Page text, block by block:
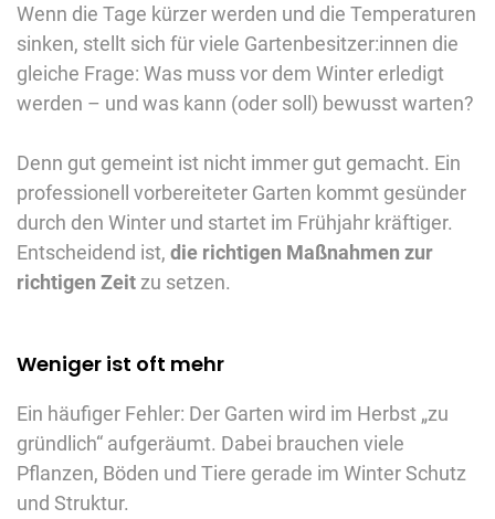
Wenn die Tage kürzer werden und die Temperaturen
sinken, stellt sich für viele Gartenbesitzer:innen die
gleiche Frage: Was muss vor dem Winter erledigt
werden – und was kann (oder soll) bewusst warten?
Denn gut gemeint ist nicht immer gut gemacht. Ein
professionell vorbereiteter Garten kommt gesünder
durch den Winter und startet im Frühjahr kräftiger.
Entscheidend ist, die richtigen Maßnahmen zur
richtigen Zeit zu setzen.
Weniger ist oft mehr
Ein häufiger Fehler: Der Garten wird im Herbst „zu
gründlich“ aufgeräumt. Dabei brauchen viele
Pflanzen, Böden und Tiere gerade im Winter Schutz
und Struktur.